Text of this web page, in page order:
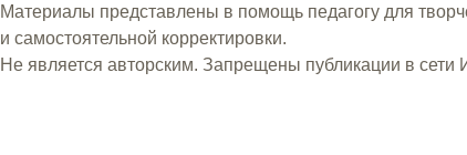
Материалы представлены в помощь педагогу для
и самостоятельной корректировки.
Не является авторским. Запрещены публикации в сети